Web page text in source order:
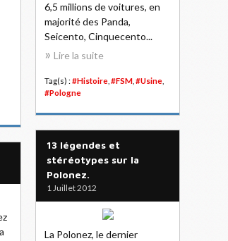
6,5 millions de voitures, en
majorité des Panda,
Seicento, Cinquecento...
Lire la suite
Tag(s) : #Histoire #FSM #Usine
#Pologne
13 légendes et
stéréotypes sur la
Polonez.
1 Juillet 2012
La Polonez, le dernier